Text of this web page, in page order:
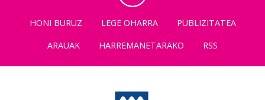
HONI BURUZ LEGE OHARRA
PUBLIZITATEA
ARAUAK
HARREMANETARAKO RSS